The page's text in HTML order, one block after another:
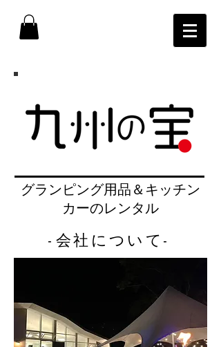
​グランピング用品＆キッチン
カーのレンタル
-会社について -